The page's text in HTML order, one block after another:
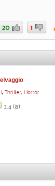
20 1
Thriller, Horror
3.4 (8)